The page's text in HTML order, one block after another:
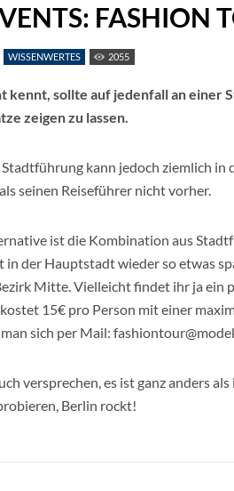
FASHION
WISSENWERTES 2055
kennt, sollte auf jedenfall an einer
zeigen zu lassen.
kann jedoch ziemlich
seinen Reiseführer nicht vorher.
ist die Kombination aus
in der Hauptstadt wieder so etwas
Mitte. Vielleicht findet ihr ja ein
15€ pro Person mit einer
sich per Mail:
versprechen, es ist ganz anders
Berlin rockt!